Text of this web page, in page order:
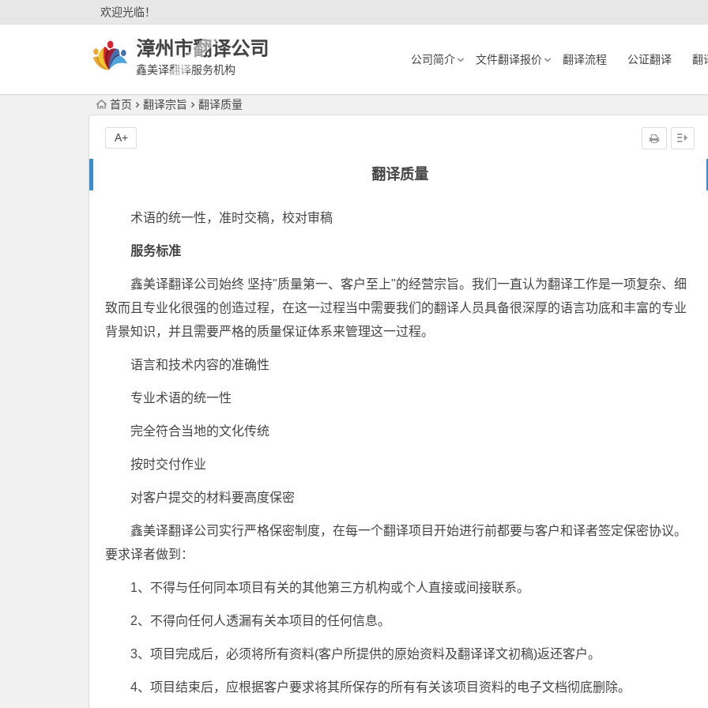
欢迎光临！
漳州市翻译公司
鑫美译翻译服务机构
公司简介 文件翻译报价 翻译流程 公证翻译 翻
首页 翻译宗旨 翻译质量
翻译质量
A+
术语的统一性，准时交稿，校对审稿
服务标准
鑫美译翻译公司始终 坚持"质量第一、客户至上"的经营宗旨。我们一直认为翻译工作是一项复杂、细
致而且专业化很强的创造过程，在这一过程当中需要我们的翻译人员具备很深厚的语言功底和丰富的专业
背景知识，并且需要严格的质量保证体系来管理这一过程。
语言和技术内容的准确性
专业术语的统一性
完全符合当地的文化传统
按时交付作业
对客户提交的材料要高度保密
鑫美译翻译公司实行严格保密制度，在每一个翻译项目开始进行前都要与客户和译者签定保密协议。
要求译者做到：
1、不得与任何同本项目有关的其他第三方机构或个人直接或间接联系。
2、不得向任何人透漏有关本项目的任何信息。
3、项目完成后，必须将所有资料(客户所提供的原始资料及翻译译文初稿)返还客户。
4、项目结束后，应根据客户要求将其所保存的所有有关该项目资料的电子文档彻底删除。